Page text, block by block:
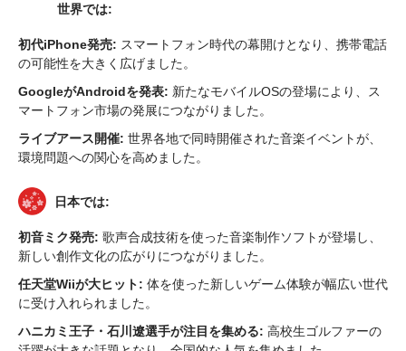
世界では:
初代iPhone発売: スマートフォン時代の幕開けとなり、携帯電話
の可能性を大きく広げました。
GoogleがAndroidを発表: 新たなモバイルOSの登場により、ス
マートフォン市場の発展につながりました。
ライブアース開催: 世界各地で同時開催された音楽イベントが、
環境問題への関心を高めました。
日本では:
初音ミク発売: 歌声合成技術を使った音楽制作ソフトが登場し、
新しい創作文化の広がりにつながりました。
任天堂Wiiが大ヒット: 体を使った新しいゲーム体験が幅広い世代
に受け入れられました。
ハニカミ王子・石川遼選手が注目を集める: 高校生ゴルファーの